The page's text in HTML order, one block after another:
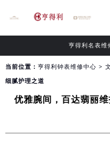
亨得利名表维
当前位置： 亨得利钟表维修中心 >
细腻护理之道
优雅腕间，百达翡丽